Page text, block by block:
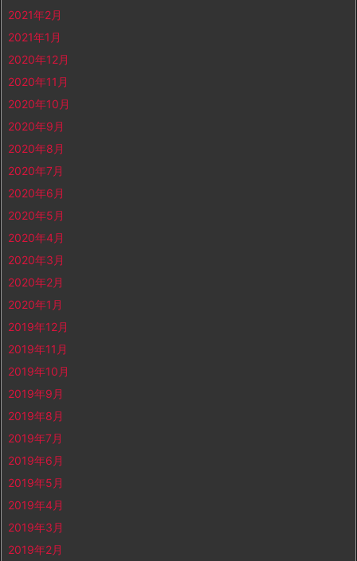
2021年2月
2021年1月
2020年12月
2020年11月
2020年10月
2020年9月
2020年8月
2020年7月
2020年6月
2020年5月
2020年4月
2020年3月
2020年2月
2020年1月
2019年12月
2019年11月
2019年10月
2019年9月
2019年8月
2019年7月
2019年6月
2019年5月
2019年4月
2019年3月
2019年2月